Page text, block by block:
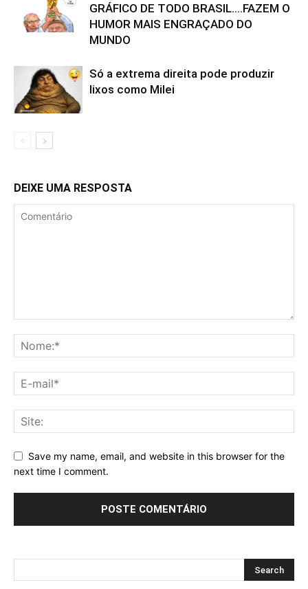
GRÁFICO DE TODO BRASIL….FAZEM O
HUMOR MAIS ENGRAÇADO DO
MUNDO
Só a extrema direita pode produzir
lixos como Milei
DEIXE UMA RESPOSTA
Save my name, email, and website in this browser for the
next time I comment.